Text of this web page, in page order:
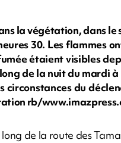
la végétation, dans le
30. Les flammes
étaient visibles
de la nuit du mardi
du
rb/
de la route des